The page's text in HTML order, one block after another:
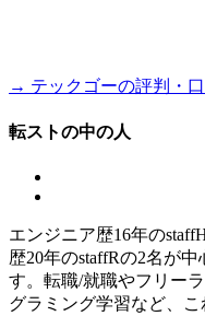
→ テックゴーの評判・
転ストの中の人
エンジニア歴16年の
歴20年のstaffRの2名が
す。転職/就職やフリー
グラミング学習など、